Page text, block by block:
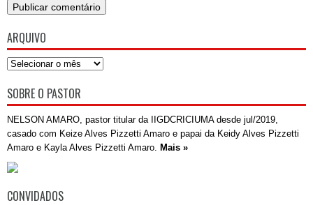
ARQUIVO
SOBRE O PASTOR
NELSON AMARO, pastor titular da IIGDCRICIUMA desde jul/2019,
casado com Keize Alves Pizzetti Amaro e papai da Keidy Alves Pizzetti
Amaro e Kayla Alves Pizzetti Amaro.
Mais »
CONVIDADOS